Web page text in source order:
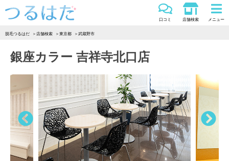
口コミ 店舗検索 メニュー
脱毛つるはだ 店舗検索 東京都 武蔵野市
銀座カラー 吉祥寺北口店
Previous